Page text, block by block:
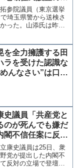
参院議員（東京選挙
埼玉県警から送検さ
った。山添氏は昨年
場所で横断したこと
...
を全力擁護する田
ラを受けた認識な
んなさい”は口
史議員「共産党と
のが死んでも嫌だ
閣不信任案に反対
す
康史議員は25日、衆
党が提出した内閣不
反対の立場で登壇